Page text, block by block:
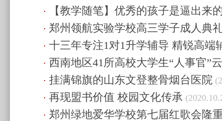
艺术名师宋扬 (2021.02.25 23:19)
【教学随笔】优秀的孩子是逼出
教育 (2020.12.29 14:59)
郑州领航实验学校高三学子成人典
十三年专注1对1升学辅导 精锐高端
(2020.12.10 00:16)
西南地区41所高校大学生“人事官”
00:29)
挂满锦旗的山东文登整骨烟台医院
再现盟书价值 校园文化传承
郑州绿地爱华学校第七届红歌会隆